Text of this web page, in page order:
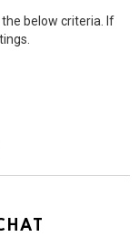
below criteria. If